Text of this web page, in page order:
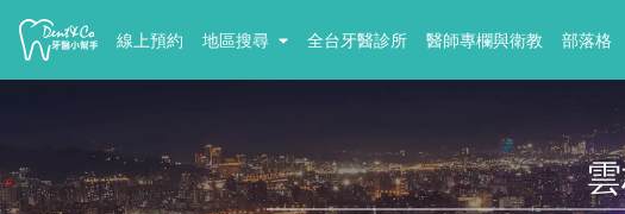
線上預約 地區搜尋 全台牙醫診所 醫師專欄與衛教 部落格